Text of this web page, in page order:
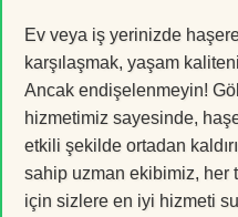
Ev veya iş yerinizde
karşılaşmak, yaşam
Ancak endişelenmeyin!
hizmetimiz sayesinde,
etkili şekilde ortadan
sahip uzman ekibimiz, her
için sizlere en iyi hizmeti